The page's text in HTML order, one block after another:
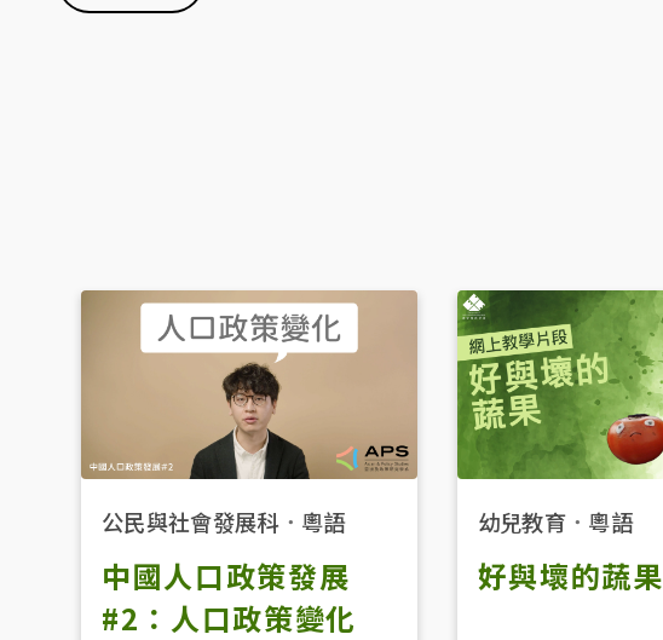
公民與社會發展科． 粵語
中國人口政策發展
#2：人口政策變化
幼兒教育． 粵語
好與壞的蔬果